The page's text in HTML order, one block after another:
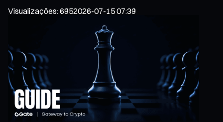
Visualizações:6952026-07-15 07:39